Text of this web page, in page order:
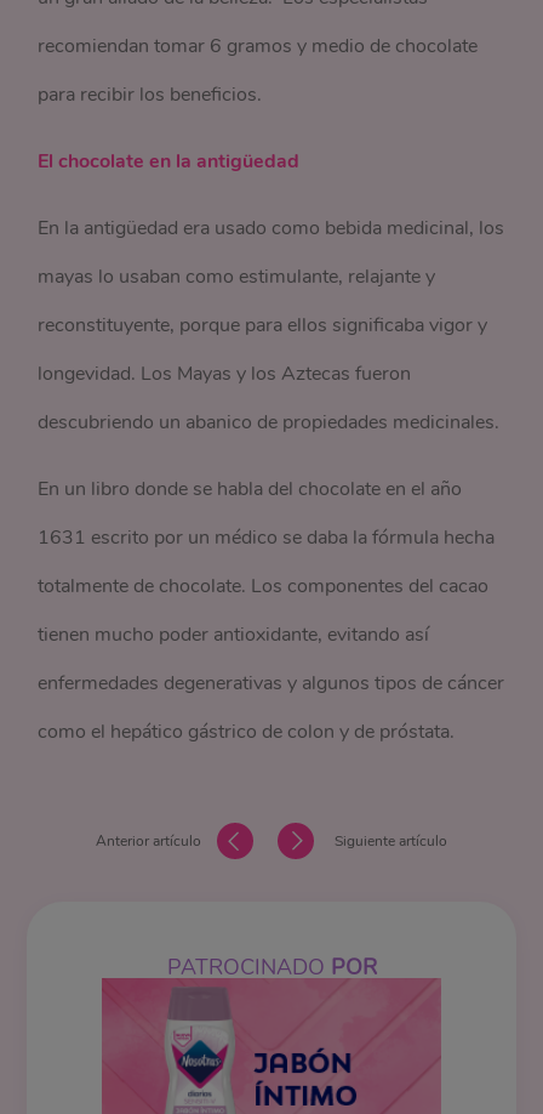
recomiendan tomar 6 gramos y medio de chocolate
para recibir los beneficios.
El chocolate en la antigüedad
En la antigüedad era usado como bebida medicinal, los
mayas lo usaban como estimulante, relajante y
reconstituyente, porque para ellos significaba vigor y
longevidad. Los Mayas y los Aztecas fueron
descubriendo un abanico de propiedades medicinales.
En un libro donde se habla del chocolate en el año
1631 escrito por un médico se daba la fórmula hecha
totalmente de chocolate. Los componentes del cacao
tienen mucho poder antioxidante, evitando así
enfermedades degenerativas y algunos tipos de cáncer
como el hepático gástrico de colon y de próstata.
Anterior artículo Siguiente artículo
PATROCINADO POR